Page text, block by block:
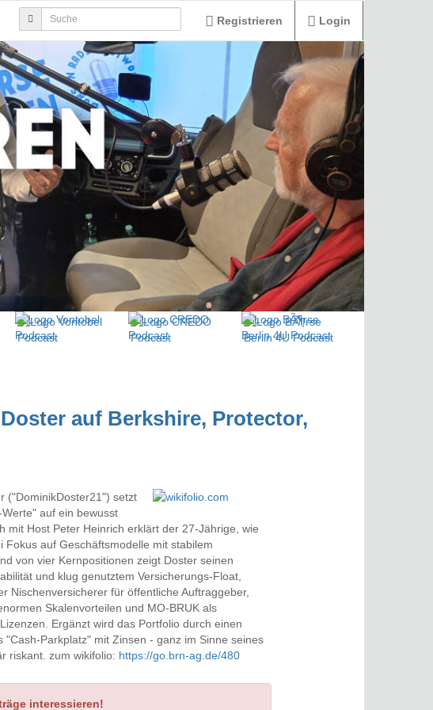
Registrieren Login
auf Berkshire, Protector,
("DominikDoster21") setzt
auf ein bewusst
mit Host Peter Heinrich erklärt der 27-Jährige, wie
auf Geschäftsmodelle mit stabilem
von vier Kernpositionen zeigt Doster seinen
und klug genutztem Versicherungs-Float,
Nischenversicherer für öffentliche Auftraggeber,
Skalenvorteilen und MO-BRUK als
Ergänzt wird das Portfolio durch einen
Parkplatz" mit Zinsen - ganz im Sinne seines
riskant. zum wikifolio: https://go.brn-ag.de/480
interessieren!